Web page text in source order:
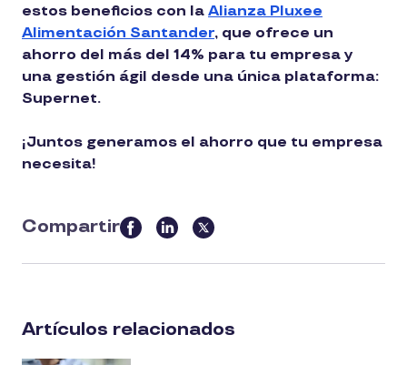
estos beneficios con la Alianza Pluxee
Alimentación Santander, que ofrece un
ahorro del más del 14% para tu empresa y
una gestión ágil desde una única plataforma:
Supernet.
¡Juntos generamos el ahorro que tu empresa
necesita!
Compartir
this
article
social
media
Artículos relacionados